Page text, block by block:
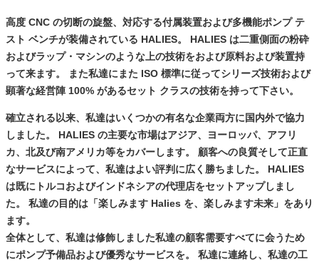
高度 CNC の切断の旋盤、対応する付属装置および多機能ポンプ テ
スト ベンチが装備されている HALIES。 HALIES は二重側面の粉砕
およびラップ・マシンのような上の技術をおよび原料および装置持
って来ます。 また私達にまた ISO 標準に従ってシリーズ技術および
顕著な経営陣 100% があるセット クラスの技術を持って下さい。
確立される以来、私達はいくつかの有名な企業両方に国内外で協力
しました。 HALIES の主要な市場はアジア、ヨーロッパ、アフリ
カ、北及び南アメリカ等をカバーします。 顧客への良質そして正直
なサービスによって、私達はよい評判に広く勝ちました。 HALIES
は既にトルコおよびインドネシアの代理店をセットアップしまし
た。 私達の目的は「楽しみます Halies を、楽しみます未来」をあり
ます。
全体として、私達は修飾しました私達の顧客需要すべてに会うため
にポンプ予備品および優秀なサービスを。 私達に連絡し、私達の工